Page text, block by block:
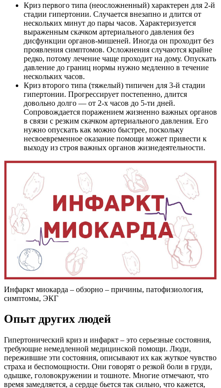
Криз первого типа (неосложненный) характерен для 2-й
стадии гипертонии. Случается внезапно и длится от
нескольких минут до пары часов. Характеризуется
выраженным скачком артериального давления без
дисфункции органов-мишеней. Иногда он проходит без
проявления симптомов. Осложнения случаются крайне
редко, потому лечение чаще проходит на дому. Опускать
давление до границ нормы нужно медленно в течение
нескольких часов.
Криз второго типа (тяжелый) типичен для 3-й стадии
гипертонии. Прогрессирует постепенно, длится
довольно долго — от 2-х часов до 5-ти дней.
Сопровождается поражением жизненно важных органов
в связи с резким скачком артериального давления. Его
нужно опускать как можно быстрее, поскольку
несвоевременное оказание помощи может привести к
выходу из строя важных органов жизнедеятельности.
Инфаркт миокарда – обзорно – причины, патофизиология,
симптомы, ЭКГ
Опыт других людей
Гипертонический криз и инфаркт – это серьезные состояния,
требующие немедленной медицинской помощи. Люди,
пережившие эти состояния, описывают их как жуткое чувство
страха и беспомощности. Они говорят о резкой боли в груди,
одышке, головокружении и тошноте. Многие отмечают, что
время замедляется, а сердце бьется так сильно, что кажется,